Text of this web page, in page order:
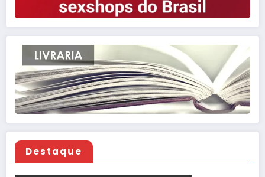
Destaque